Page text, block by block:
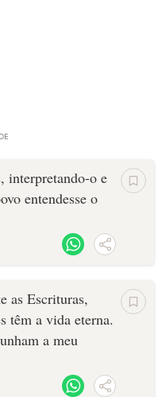
interpretando-o e
entendesse o
as Escrituras,
têm a vida eterna.
a meu